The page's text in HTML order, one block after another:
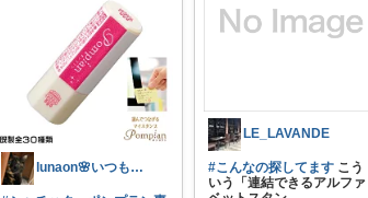
lunaon🌸いつもありがとう💓
LE_LAVANDE
#こんなの探してます こう
いう「連結できるアルファ